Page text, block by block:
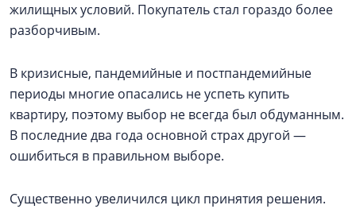
жилищных условий. Покупатель стал гораздо более
разборчивым.
В кризисные, пандемийные и постпандемийные
периоды многие опасались не успеть купить
квартиру, поэтому выбор не всегда был обдуманным.
В последние два года основной страх другой —
ошибиться в правильном выборе.
Существенно увеличился цикл принятия решения.